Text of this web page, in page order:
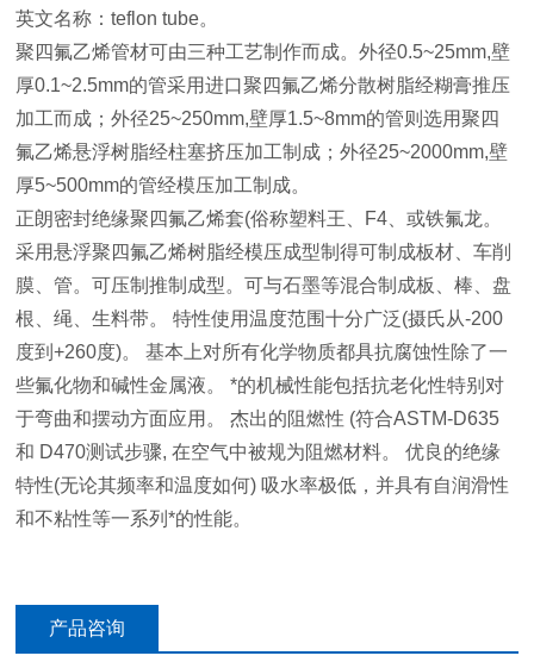
英文名称：teflon tube。
聚四氟乙烯管材可由三种工艺制作而成。外径0.5~25mm,壁
厚0.1~2.5mm的管采用进口聚四氟乙烯分散树脂经糊膏推压
加工而成；外径25~250mm,壁厚1.5~8mm的管则选用聚四
氟乙烯悬浮树脂经柱塞挤压加工制成；外径25~2000mm,壁
厚5~500mm的管经模压加工制成。
正朗密封绝缘聚四氟乙烯套(俗称塑料王、F4、或铁氟龙。
采用悬浮聚四氟乙烯树脂经模压成型制得可制成板材、车削
膜、管。可压制推制成型。可与石墨等混合制成板、棒、盘
根、绳、生料带。 特性使用温度范围十分广泛(摄氏从-200
度到+260度)。 基本上对所有化学物质都具抗腐蚀性除了一
些氟化物和碱性金属液。 *的机械性能包括抗老化性特别对
于弯曲和摆动方面应用。 杰出的阻燃性 (符合ASTM-D635
和 D470测试步骤, 在空气中被规为阻燃材料。 优良的绝缘
特性(无论其频率和温度如何) 吸水率极低，并具有自润滑性
和不粘性等一系列*的性能。
产品咨询